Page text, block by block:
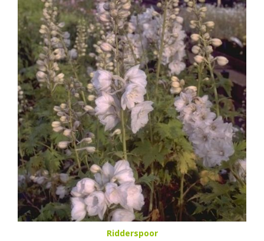
Ridderspoor